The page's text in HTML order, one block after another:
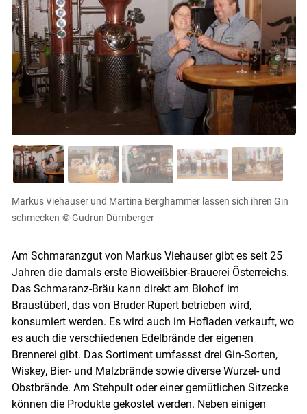
Skip to main content
Markus Viehauser und Martina Berghammer lassen sich ihren Gin
schmecken © Gudrun Dürnberger
Am Schmaranzgut von Markus Viehauser gibt es seit 25
Jahren die damals erste Bioweißbier-Brauerei Österreichs.
Das Schmaranz-Bräu kann direkt am Biohof im
Braustüberl, das von Bruder Rupert betrieben wird,
konsumiert werden. Es wird auch im Hofladen verkauft, wo
es auch die verschiedenen Edelbrände der eigenen
Brennerei gibt. Das Sortiment umfassst drei Gin-Sorten,
Wiskey, Bier- und Malzbrände sowie diverse Wurzel- und
Obstbrände. Am Stehpult oder einer gemütlichen Sitzecke
können die Produkte gekostet werden. Neben einigen